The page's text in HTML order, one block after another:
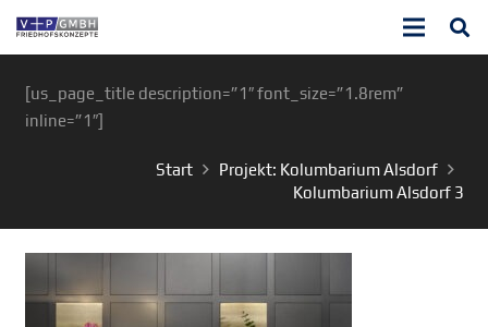
[us_page_title description=”1″ font_size=”1.8rem”
inline=”1″]
Start
Projekt: Kolumbarium Alsdorf
Kolumbarium Alsdorf 3